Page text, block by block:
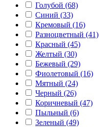
Голубой (68)
Синий (33)
Кремовый (16)
Разноцветный (41)
Красный (45)
Желтый (30)
Бежевый (29)
Фиолетовый (16)
Мятный (24)
Черный (26)
Коричневый (47)
Пыльный (6)
Зеленый (49)